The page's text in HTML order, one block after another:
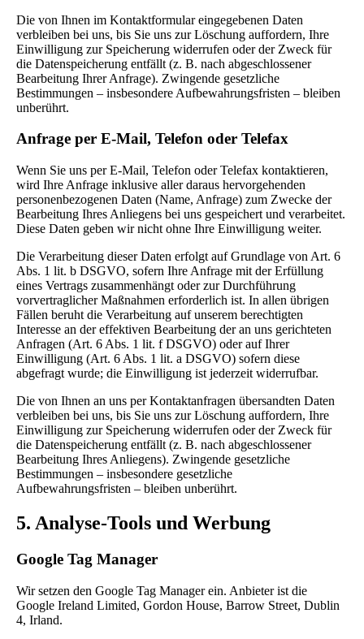
Die von Ihnen im Kontaktformular eingegebenen Daten
verbleiben bei uns, bis Sie uns zur Löschung auffordern, Ihre
Einwilligung zur Speicherung widerrufen oder der Zweck für
die Datenspeicherung entfällt (z. B. nach abgeschlossener
Bearbeitung Ihrer Anfrage). Zwingende gesetzliche
Bestimmungen – insbesondere Aufbewahrungsfristen – bleiben
unberührt.
Anfrage per E-Mail, Telefon oder Telefax
Wenn Sie uns per E-Mail, Telefon oder Telefax kontaktieren,
wird Ihre Anfrage inklusive aller daraus hervorgehenden
personenbezogenen Daten (Name, Anfrage) zum Zwecke der
Bearbeitung Ihres Anliegens bei uns gespeichert und verarbeitet.
Diese Daten geben wir nicht ohne Ihre Einwilligung weiter.
Die Verarbeitung dieser Daten erfolgt auf Grundlage von Art. 6
Abs. 1 lit. b DSGVO, sofern Ihre Anfrage mit der Erfüllung
eines Vertrags zusammenhängt oder zur Durchführung
vorvertraglicher Maßnahmen erforderlich ist. In allen übrigen
Fällen beruht die Verarbeitung auf unserem berechtigten
Interesse an der effektiven Bearbeitung der an uns gerichteten
Anfragen (Art. 6 Abs. 1 lit. f DSGVO) oder auf Ihrer
Einwilligung (Art. 6 Abs. 1 lit. a DSGVO) sofern diese
abgefragt wurde; die Einwilligung ist jederzeit widerrufbar.
Die von Ihnen an uns per Kontaktanfragen übersandten Daten
verbleiben bei uns, bis Sie uns zur Löschung auffordern, Ihre
Einwilligung zur Speicherung widerrufen oder der Zweck für
die Datenspeicherung entfällt (z. B. nach abgeschlossener
Bearbeitung Ihres Anliegens). Zwingende gesetzliche
Bestimmungen – insbesondere gesetzliche
Aufbewahrungsfristen – bleiben unberührt.
5. Analyse-Tools und Werbung
Google Tag Manager
Wir setzen den Google Tag Manager ein. Anbieter ist die
Google Ireland Limited, Gordon House, Barrow Street, Dublin
4, Irland.